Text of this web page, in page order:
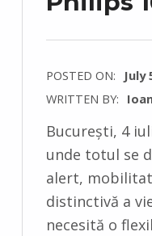
POSTED ON:
July
WRITTEN BY:
C
M
M
București, 4
unde totul se
alert,
distinctivă a
necesită o